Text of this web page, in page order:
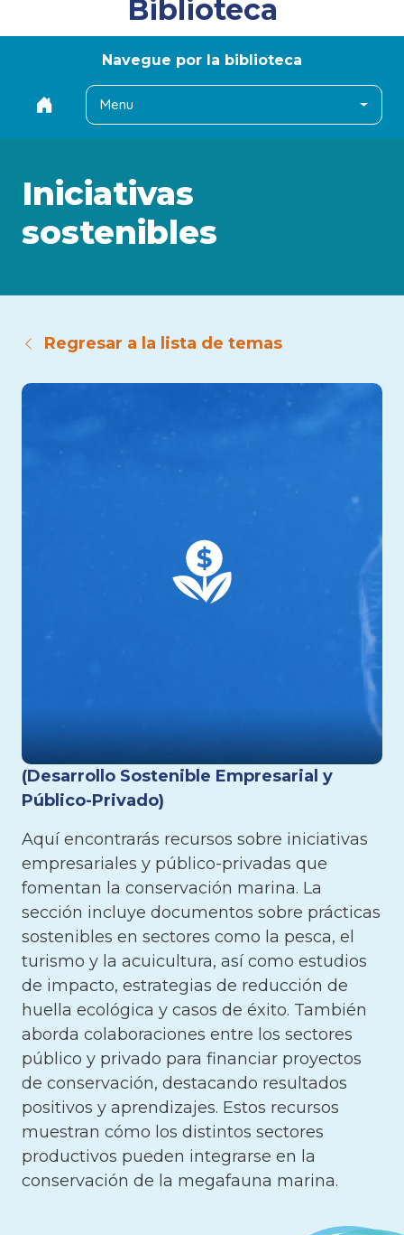
Biblioteca
Navegue por la biblioteca
Menu
Iniciativas
sostenibles
Regresar a la lista de temas
(Desarrollo Sostenible Empresarial y
Público-Privado)
Aquí encontrarás recursos sobre iniciativas
empresariales y público-privadas que
fomentan la conservación marina. La
sección incluye documentos sobre prácticas
sostenibles en sectores como la pesca, el
turismo y la acuicultura, así como estudios
de impacto, estrategias de reducción de
huella ecológica y casos de éxito. También
aborda colaboraciones entre los sectores
público y privado para financiar proyectos
de conservación, destacando resultados
positivos y aprendizajes. Estos recursos
muestran cómo los distintos sectores
productivos pueden integrarse en la
conservación de la megafauna marina.